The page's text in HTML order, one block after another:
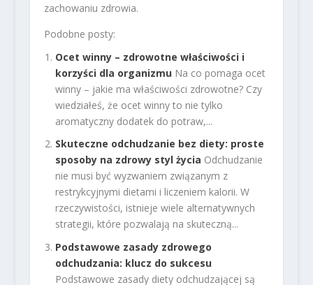
zachowaniu zdrowia.
Podobne posty:
Ocet winny – zdrowotne właściwości i
korzyści dla organizmu Na co pomaga ocet
winny – jakie ma właściwości zdrowotne? Czy
wiedziałeś, że ocet winny to nie tylko
aromatyczny dodatek do potraw,...
Skuteczne odchudzanie bez diety: proste
sposoby na zdrowy styl życia Odchudzanie
nie musi być wyzwaniem związanym z
restrykcyjnymi dietami i liczeniem kalorii. W
rzeczywistości, istnieje wiele alternatywnych
strategii, które pozwalają na skuteczną...
Podstawowe zasady zdrowego
odchudzania: klucz do sukcesu
Podstawowe zasady diety odchudzającej są